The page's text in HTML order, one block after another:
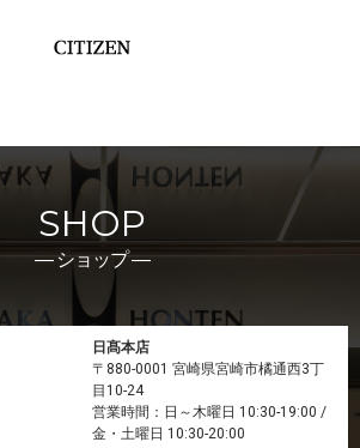
SHOP
― ショップ ―
日髙本店
〒880-0001 宮崎県宮崎市橘通西3丁
目10-24
営業時間：日～木曜日 10:30-19:00 /
金・土曜日 10:30-20:00